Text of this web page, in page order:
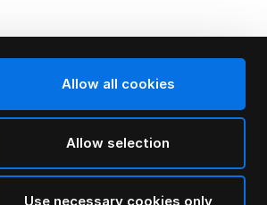
Allow all cookies
Allow selection
Use necessary cookies only